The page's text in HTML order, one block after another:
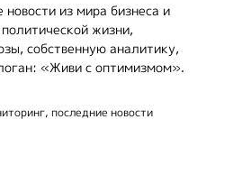
из мира бизнеса и
жизни,
собственную аналитику,
«Живи с оптимизмом».
последние новости